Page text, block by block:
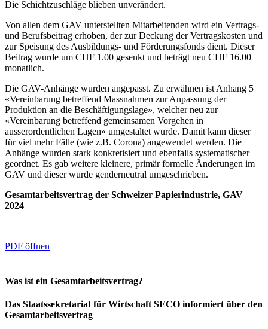
Die Schichtzuschläge blieben unverändert.
Von allen dem GAV unterstellten Mitarbeitenden wird ein Vertrags-
und Berufsbeitrag erhoben, der zur Deckung der Vertragskosten und
zur Speisung des Ausbildungs- und Förderungsfonds dient. Dieser
Beitrag wurde um CHF 1.00 gesenkt und beträgt neu CHF 16.00
monatlich.
Die GAV-Anhänge wurden angepasst. Zu erwähnen ist Anhang 5
«Vereinbarung betreffend Massnahmen zur Anpassung der
Produktion an die Beschäftigungslage», welcher neu zur
«Vereinbarung betreffend gemeinsamen Vorgehen in
ausserordentlichen Lagen» umgestaltet wurde. Damit kann dieser
für viel mehr Fälle (wie z.B. Corona) angewendet werden. Die
Anhänge wurden stark konkretisiert und ebenfalls systematischer
geordnet. Es gab weitere kleinere, primär formelle Änderungen im
GAV und dieser wurde genderneutral umgeschrieben.
Gesamtarbeitsvertrag der Schweizer Papierindustrie, GAV
2024
PDF öffnen
Was ist ein Gesamtarbeitsvertrag?
Das Staatssekretariat für Wirtschaft SECO informiert über den
Gesamtarbeitsvertrag